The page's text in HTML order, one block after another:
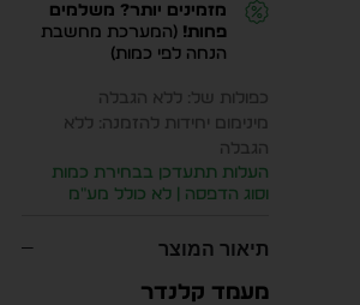
מזמינים יותר? משלמים
פחות! (המערכת מחשבת
הנחה לפי כמות)
כפולות של: ללא הגבלה
מינימום יחידות להזמנה: ללא
הגבלה
העלות תתעדכן בבחירת כמות
וסוג הדפסה | לא כולל מע״מ
תיאור המוצר
מעמד קלנדר